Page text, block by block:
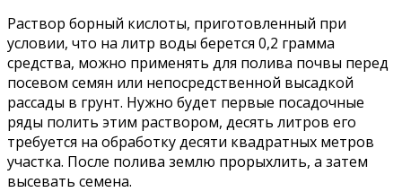
Раствор борный кислоты, приготовленный при
условии, что на литр воды берется 0,2 грамма
средства, можно применять для полива почвы перед
посевом семян или непосредственной высадкой
рассады в грунт. Нужно будет первые посадочные
ряды полить этим раствором, десять литров его
требуется на обработку десяти квадратных метров
участка. После полива землю прорыхлить, а затем
высевать семена.